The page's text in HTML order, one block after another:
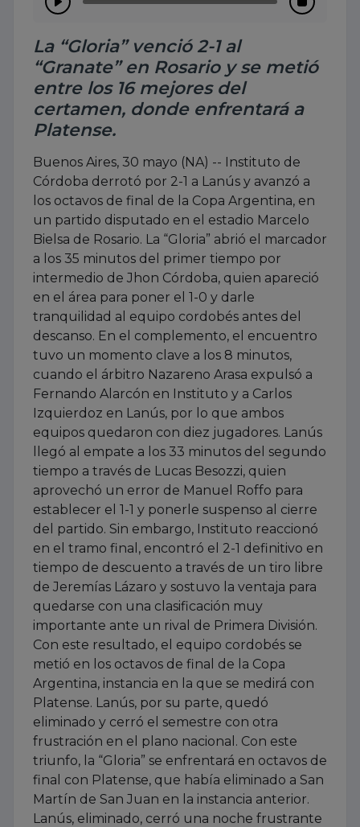
La “Gloria” venció 2-1 al
“Granate” en Rosario y se metió
entre los 16 mejores del
certamen, donde enfrentará a
Platense.
Buenos Aires, 30 mayo (NA) -- Instituto de
Córdoba derrotó por 2-1 a Lanús y avanzó a
los octavos de final de la Copa Argentina, en
un partido disputado en el estadio Marcelo
Bielsa de Rosario. La “Gloria” abrió el marcador
a los 35 minutos del primer tiempo por
intermedio de Jhon Córdoba, quien apareció
en el área para poner el 1-0 y darle
tranquilidad al equipo cordobés antes del
descanso. En el complemento, el encuentro
tuvo un momento clave a los 8 minutos,
cuando el árbitro Nazareno Arasa expulsó a
Fernando Alarcón en Instituto y a Carlos
Izquierdoz en Lanús, por lo que ambos
equipos quedaron con diez jugadores. Lanús
llegó al empate a los 33 minutos del segundo
tiempo a través de Lucas Besozzi, quien
aprovechó un error de Manuel Roffo para
establecer el 1-1 y ponerle suspenso al cierre
del partido. Sin embargo, Instituto reaccionó
en el tramo final, encontró el 2-1 definitivo en
tiempo de descuento a través de un tiro libre
de Jeremías Lázaro y sostuvo la ventaja para
quedarse con una clasificación muy
importante ante un rival de Primera División.
Con este resultado, el equipo cordobés se
metió en los octavos de final de la Copa
Argentina, instancia en la que se medirá con
Platense. Lanús, por su parte, quedó
eliminado y cerró el semestre con otra
frustración en el plano nacional. Con este
triunfo, la “Gloria” se enfrentará en octavos de
final con Platense, que había eliminado a San
Martín de San Juan en la instancia anterior.
Lanús, eliminado, cerró una noche frustrante